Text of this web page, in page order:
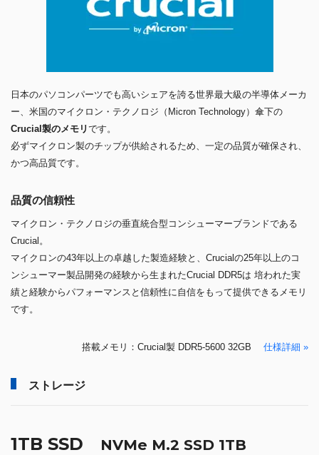
日本のパソコンパーツでも高いシェアを誇る世界最大級の半導体メーカ
ー、米国のマイクロン・テクノロジ（Micron Technology）傘下の
Crucial製のメモリです。
必ずマイクロン製のチップが供給されるため、一定の品質が確保され、
かつ高品質です。
品質の信頼性
マイクロン・テクノロジの垂直統合型コンシューマーブランドである
Crucial。
マイクロンの43年以上の卓越した製造経験と、Crucialの25年以上のコ
ンシューマー製品開発の経験から生まれたCrucial DDR5は 培われた実
績と経験からパフォーマンスと信頼性に自信をもって提供できるメモリ
です。
搭載メモリ：Crucial製 DDR5-5600 32GB 仕様詳細 »
ストレージ
1TB SSD NVMe M.2 SSD 1TB